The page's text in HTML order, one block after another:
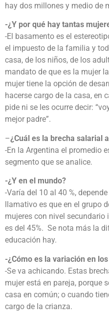
hay dos millones y medio de
-¿Y por qué hay tantas
-El basamento es el
el impuesto de la familia y
casa, de los niños, de los
mandato de que es la mujer
mujer tiene la opción de
hacerse cargo de la casa, en
pide ni se les ocurre decir:
mejor padre”.
–¿Cuál es la brecha salarial
-En la Argentina el promedio
segmento que se analice.
-¿Y en el mundo?
-Varía del 10 al 40 %,
llamativo es que en el grupo
mujeres con nivel
es del 45%. Se nota más la
educación hay.
-¿Cómo es la variación en
-Se va achicando. Estas
mujer está en pareja, porque
casa en común; o cuando
cargo de la crianza.